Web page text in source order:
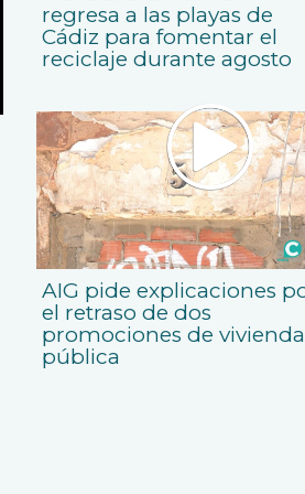
regresa a las playas de
Cádiz para fomentar el
reciclaje durante agosto
AIG pide explicaciones
el retraso de dos
promociones de vivienda
pública